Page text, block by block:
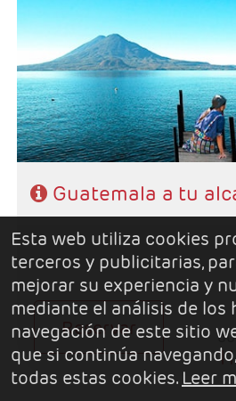
- Salidas: Martes
- Ruta: 2 noches Antigua
Panajachel, 3 noches Ciudad de
Copán, 1 noche Río Dulce y 1
- Categoría hotelera: 3*, 4* y 5*
- Régimen: 9 desayunos y 1
Guatemala a tu
Reservar
Esta web utiliza cookies
terceros y publicitarias,
mejorar su experiencia y
mediante el análisis de los
navegación de este sitio
que si continúa
todas estas cookies. Leer